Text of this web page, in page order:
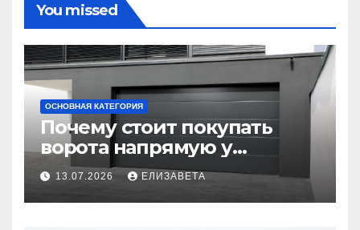
You missed
ОСНОВНАЯ КАТЕГОРИЯ
Почему стоит покупать
ворота напрямую у
производителя
13.07.2026 ЕЛИЗАВЕТА